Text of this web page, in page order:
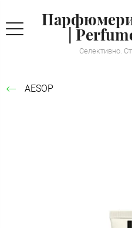
|
Селективно.
AESOP